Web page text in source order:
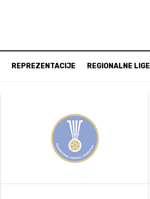
REPREZENTACIJE REGIONALNE LIGE